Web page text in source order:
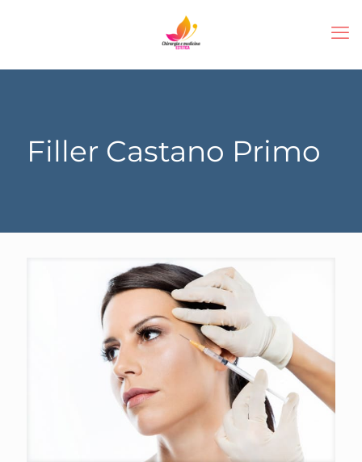
Filler Castano Primo